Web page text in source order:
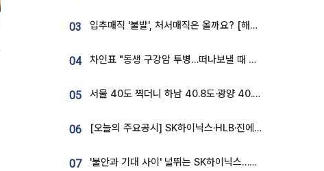
03 입추매직 '불발', 처서매직은 올까요? [해시태그]
04 차인표 "동생 구강암 투병…떠나보낼 때 가장 힘들었다”
05 서울 40도 찍더니 하남 40.8도·광양 40.2도…전국 '펄펄'
06 [오늘의 주요공시] SK하이닉스·HLB·진에어·포스코홀딩스·네이버·대우건설 등
07 '불안과 기대 사이' 널뛰는 SK하이닉스…증권가 "HBM4·LTA 기반 펀터멘털 견고"